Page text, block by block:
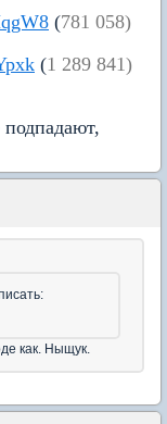
(781 058)
(1 289 841)
как. Ныщук.